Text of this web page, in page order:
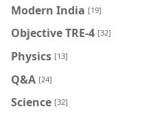
Modern India [19]
Objective TRE-4 [32]
Physics [13]
Q&A [24]
Science [32]